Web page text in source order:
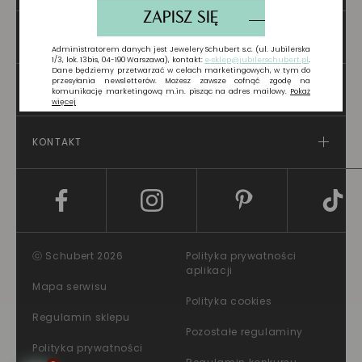
O PRODUKTACH
KONTAKT
ⓒ Schubert 2026
Mapa serwisu
Regulamin sklepu
Polityka prywatności
Polityka prywatności
aplikacji
Polityka cookies
Pozostałe regulaminy